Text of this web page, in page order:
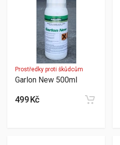
Prostředky proti škůdcům
Garlon New 500ml
499 Kč